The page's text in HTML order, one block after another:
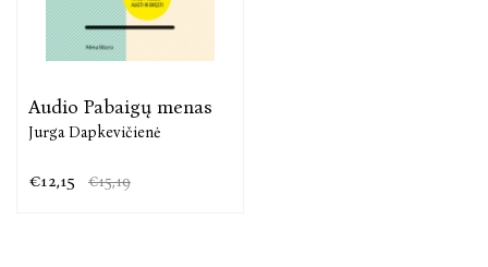
Audio Pabaigų menas
Jurga Dapkevičienė
€12,15 €15,19